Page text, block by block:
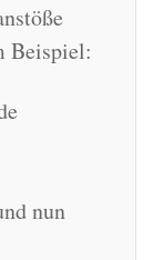
Beispiel:
nun